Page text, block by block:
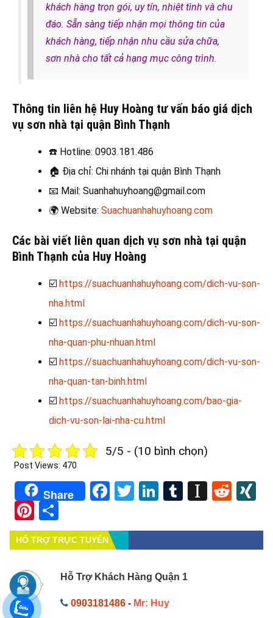
khách hàng trọn gói, uy tín, nhiệt tình và chu
đáo. Sẵn sàng tiếp nhận mọi thông tin của
khách hàng, tiếp nhận nhu cầu sửa chữa,
sơn nhà cho tất cả hạng mục công trình.
Thông tin liên hệ Huy Hoàng tư vấn báo giá dịch
vụ sơn nhà tại quận Bình Thạnh
☎️ Hotline: 0903.181.486
🏠 Địa chỉ: Chi nhánh tại quận Bình Thạnh
📧 Mail: Suanhahuyhoang@gmail.com
🌍 Website: Suachuanhahuyhoang.com
Các bài viết liên quan dịch vụ sơn nhà tại quận
Bình Thạnh của Huy Hoàng
☑️ https://suachuanhahuyhoang.com/dich-vu-son-
nha.html
☑️ https://suachuanhahuyhoang.com/dich-vu-son-
nha-quan-phu-nhuan.html
☑️ https://suachuanhahuyhoang.com/dich-vu-son-
nha-quan-tan-binh.html
☑️ https://suachuanhahuyhoang.com/bao-gia-
dich-vu-son-lai-nha-cu.html
5/5 - (10 bình chọn)
Post Views: 470
Share Facebook
TwitterLinkedIn
Tumblr
Pinterest
HỔ TRỢ TRỰC TUYẾN
Hỗ Trợ Khách Hàng Quận 1
0903181486- Mr: Huy